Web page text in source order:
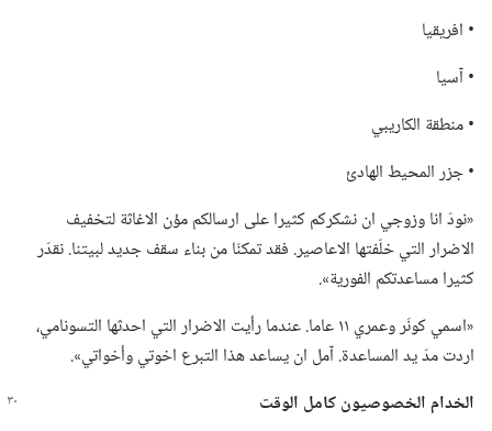
‏• افريقيا
‏• آسيا
‏• منطقة الكاريبي
‏• جزر المحيط الهادئ
‏«نودّ انا وزوجي ان نشكركم كثيرا على ارسالكم مؤن الاغاثة لتخفيف
الاضرار التي خلّفتها الاعاصير.‏ فقد تمكنّا من بناء سقف جديد لبيتنا.‏ نقدّر
كثيرا مساعدتكم الفورية».‏
‏«اسمي كونَر وعمري ١١ عاما.‏ عندما رأيت الاضرار التي احدثها التسونامي،‏
اردت مدّ يد المساعدة.‏ آمل ان يساعد هذا التبرع اخوتي وأخواتي».‏
الخدام الخصوصيون كامل الوقت